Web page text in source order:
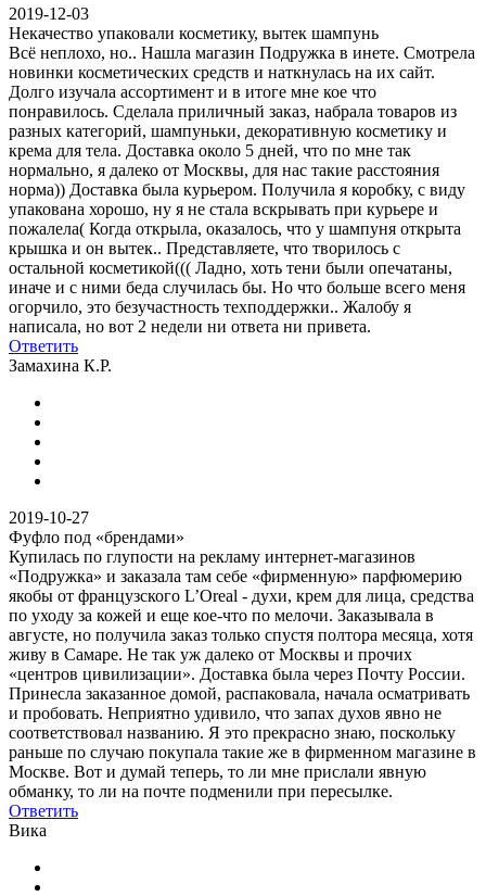
2019-12-03
Некачество упаковали косметику, вытек шампунь
Всё неплохо, но.. Нашла магазин Подружка в инете. Смотрела
новинки косметических средств и наткнулась на их сайт.
Долго изучала ассортимент и в итоге мне кое что
понравилось. Сделала приличный заказ, набрала товаров из
разных категорий, шампуньки, декоративную косметику и
крема для тела. Доставка около 5 дней, что по мне так
нормально, я далеко от Москвы, для нас такие расстояния
норма)) Доставка была курьером. Получила я коробку, с виду
упакована хорошо, ну я не стала вскрывать при курьере и
пожалела( Когда открыла, оказалось, что у шампуня открыта
крышка и он вытек.. Представляете, что творилось с
остальной косметикой((( Ладно, хоть тени были опечатаны,
иначе и с ними беда случилась бы. Но что больше всего меня
огорчило, это безучастность техподдержки.. Жалобу я
написала, но вот 2 недели ни ответа ни привета.
Ответить
Замахина К.Р.
2019-10-27
Фуфло под «брендами»
Купилась по глупости на рекламу интернет-магазинов
«Подружка» и заказала там себе «фирменную» парфюмерию
якобы от французского L’Oreal - духи, крем для лица, средства
по уходу за кожей и еще кое-что по мелочи. Заказывала в
августе, но получила заказ только спустя полтора месяца, хотя
живу в Самаре. Не так уж далеко от Москвы и прочих
«центров цивилизации». Доставка была через Почту России.
Принесла заказанное домой, распаковала, начала осматривать
и пробовать. Неприятно удивило, что запах духов явно не
соответствовал названию. Я это прекрасно знаю, поскольку
раньше по случаю покупала такие же в фирменном магазине в
Москве. Вот и думай теперь, то ли мне прислали явную
обманку, то ли на почте подменили при пересылке.
Ответить
Вика